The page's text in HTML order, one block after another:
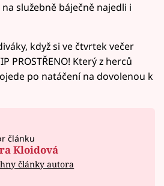
služebně báječně najedli i
když si ve čtvrtek večer
PROSTŘENO! Který z herců
po natáčení na dovolenou k
článku
Kloidová
články autora